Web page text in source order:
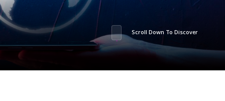
Scroll Down To Discover